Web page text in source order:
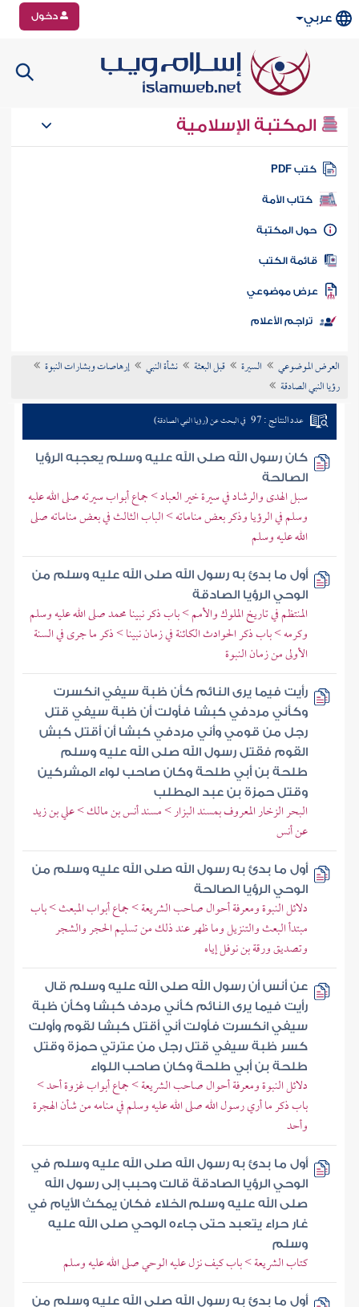
عربي دخول
المكتبة الإسلامية
كتب PDF
كتاب الأمة
المكتبة
الكتب
موضوعي
تراجم الأعلام
العرض الموضوعي السيرة قبل البعثة نشأة النبي
إرهاصات وبشارات النبوة
رؤيا النبي الصادقة
عدد النتائج : 97 في البحث عن (رؤيا النبي الصادقة)
كان رسول الله صلى الله عليه وسلم يعجبه الرؤيا
الصالحة
سبل الهدى والرشاد في سيرة خير العباد > جماع أبواب سيرته صلى الله عليه
وسلم في الرؤيا وذكر بعض مناماته > الباب الثالث في بعض مناماته صلى
الله عليه وسلم
أول ما بدئ به رسول الله صلى الله عليه وسلم من
الوحي الرؤيا الصادقة
المنتظم في تاريخ الملوك والأمم > باب ذكر نبينا محمد صلى الله عليه وسلم
وكرمه > باب ذكر الحوادث الكائنة في زمان نبينا > ذكر ما جرى في السنة
الأولى من زمان النبوة
رأيت فيما يرى النائم كأن ظبة سيفي انكسرت
وكأني مردفي كبشا فأولت أن ظبة سيفي قتل
رجل من قومي وأني مردفي كبشا أن أقتل كبش
القوم فقتل رسول الله صلى الله عليه وسلم
طلحة بن أبي طلحة وكان صاحب لواء المشركين
وقتل حمزة بن عبد المطلب
البحر الزخار المعروف بمسند البزار > مسند أنس بن مالك > علي بن زيد
عن أنس
أول ما بدئ به رسول الله صلى الله عليه وسلم من
الوحي الرؤيا الصالحة
دلائل النبوة ومعرفة أحوال صاحب الشريعة > جماع أبواب المبعث > باب
مبتدأ البعث والتنزيل وما ظهر عند ذلك من تسليم الحجر والشجر
وتصديق ورقة بن نوفل إياه
عن أنس أن رسول الله صلى الله عليه وسلم قال
رأيت فيما يرى النائم كأني مردف كبشا وكأن ظبة
سيفي انكسرت فأولت أني أقتل كبشا لقوم وأولت
كسر ظبة سيفي قتل رجل من عترتي حمزة وقتل
طلحة بن أبي طلحة وكان صاحب اللواء
دلائل النبوة ومعرفة أحوال صاحب الشريعة > جماع أبواب غزوة أحد >
باب ذكر ما أري رسول الله صلى الله عليه وسلم في منامه من شأن الهجرة
وأحد
أول ما بدئ به رسول الله صلى الله عليه وسلم في
الوحي الرؤيا الصادقة قالت وحبب إلى رسول الله
صلى الله عليه وسلم الخلاء فكان يمكث الأيام في
غار حراء يتعبد حتى جاءه الوحي صلى الله عليه
وسلم
كتاب الشريعة > باب كيف نزل عليه الوحي صلى الله عليه وسلم
أول ما بدئ به رسول الله صلى الله عليه وسلم من